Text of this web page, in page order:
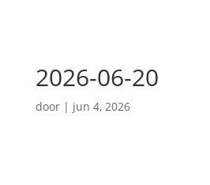
2026-06-20
door | jun 4, 2026